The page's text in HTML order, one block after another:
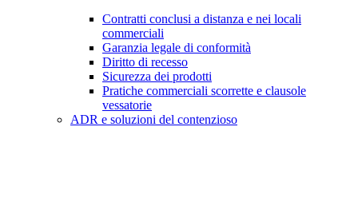
Contratti conclusi a distanza e nei locali
commerciali
Garanzia legale di conformità
Diritto di recesso
Sicurezza dei prodotti
Pratiche commerciali scorrette e clausole
vessatorie
ADR e soluzioni del contenzioso